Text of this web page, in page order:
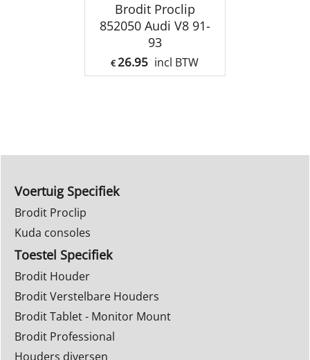
Brodit Proclip
852050 Audi V8 91-
93
€ 26.95 incl BTW
Voertuig Specifiek
Brodit Proclip
Kuda consoles
Toestel Specifiek
Brodit Houder
Brodit Verstelbare Houders
Brodit Tablet - Monitor Mount
Brodit Professional
Houders diversen